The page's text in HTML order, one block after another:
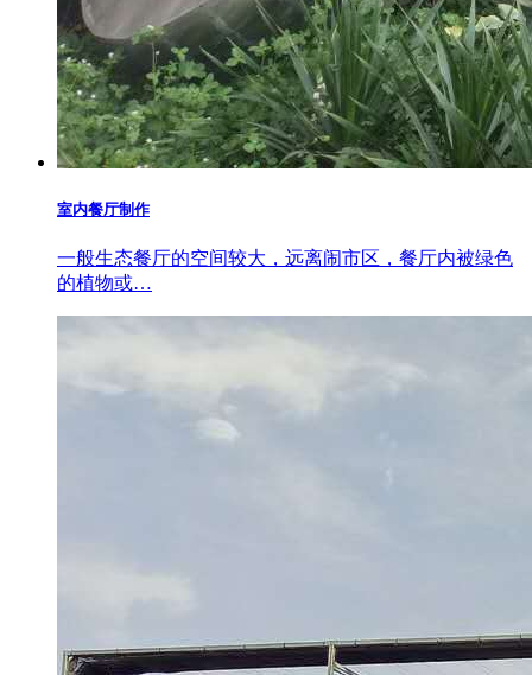
室内餐厅制作
一般生态餐厅的空间较大，远离闹市区，餐厅内被绿色
的植物或…